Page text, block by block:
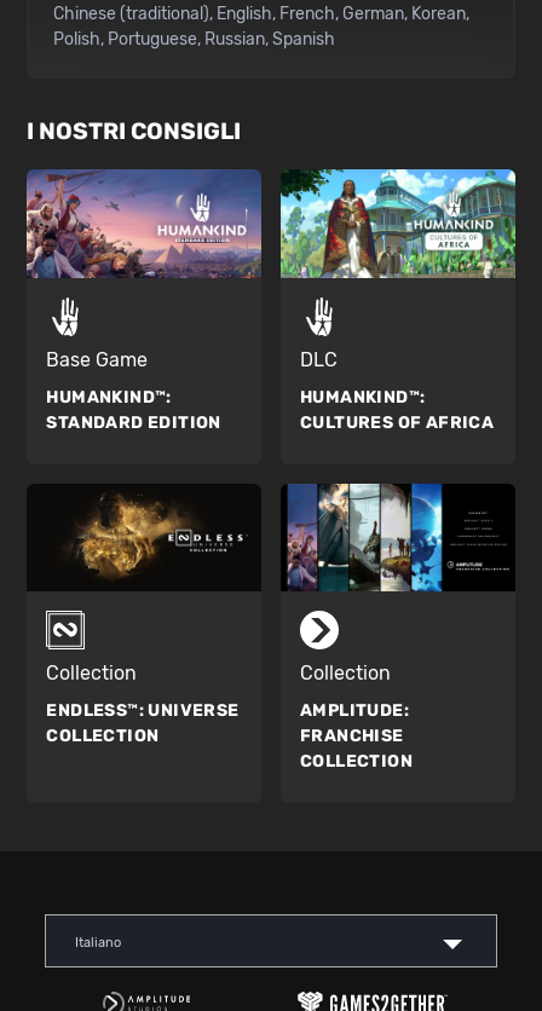
Chinese (traditional) English French German Korean
Polish Portuguese Russian Spanish
I NOSTRI CONSIGLI
Base Game
HUMANKIND™:
STANDARD EDITION
DLC
HUMANKIND™:
CULTURES OF AFRICA
Collection
ENDLESS™: UNIVERSE
COLLECTION
Collection
AMPLITUDE:
FRANCHISE
COLLECTION
Italiano